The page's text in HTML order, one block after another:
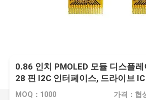
0.86 인치 PMOLED 모듈 디스플
28 핀 I2C 인터페이스, 드라이브
MOQ：1000 가격：협